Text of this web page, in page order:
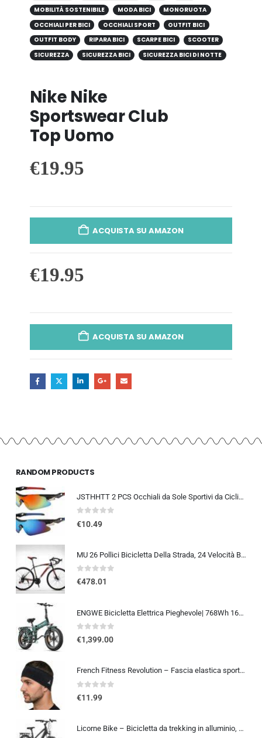
MOBILITÀ SOSTENIBILE
MODA BICI
MONORUOTA
OCCHIALI PER BICI
OCCHIALI SPORT
OUTFIT BICI
OUTFIT BODY
RIPARA BICI SCARPE BICI
SCOOTER
SICUREZZA
SICUREZZA BICI SICUREZZA BICI DI NOTTE
Nike Nike
Sportswear Club
Top Uomo
€19.95
ACQUISTA SU AMAZON
€19.95
ACQUISTA SU AMAZON
RANDOM PRODUCTS
JSTHHTT 2 PCS Occhiali da Sole Sportivi da Ciclismo,Occhiali da bicicletta antivento,occhiali da ciclismo per uomini donne,pr
0out of 5
€10.49
MU 26 Pollici Bicicletta Della Strada, 24 Velocità Bici, Doppio Freno a Disco, Acciaio Al Carbonio Telaio, Strada Di Corsa…
0out of 5
€478.01
ENGWE Bicicletta Elettrica Pieghevole| 768Wh 16AH Durata 110KM| 20″×4.0″ Fat Tire|Sensore di Coppia| Sospensione Completa| 8 Velocità| ENGINE Pro 2.0
0out of 5
€1,399.00
French Fitness Revolution – Fascia elastica sportiva per uomini e donne – corsa, ciclismo, basket, yoga, fitness – fascia per
0out of 5
€11.99
Licorne Bike – Bicicletta da trekking in alluminio, da 28 pollici, con cambio a 21 marce, freno a disco, mountain bike, bici